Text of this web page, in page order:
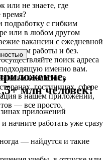
или не знаете, где
время?
с гибким
или в любом другом
вакансии с ежедневной
работы и без.
поиск адреса
подходящую именно вам.
вакансии в
гостиницах, сфере
в нашем приложении,
— все просто.
начните работать уже сразу
— найдутся и такие
млн человек!
приложений